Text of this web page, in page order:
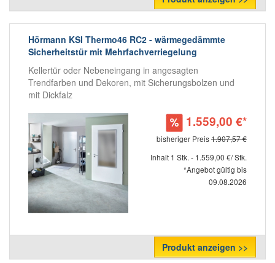
Hörmann KSI Thermo46 RC2 - wärmegedämmte
Sicherheitstür mit Mehrfachverriegelung
Kellertür oder Nebeneingang in angesagten
Trendfarben und Dekoren, mit Sicherungsbolzen und
mit Dickfalz
1.559,00 €*
bisheriger Preis1.907,57 €
Inhalt 1 Stk. - 1.559,00 €/ Stk.
*Angebot gültig bis
09.08.2026
Produkt anzeigen >>